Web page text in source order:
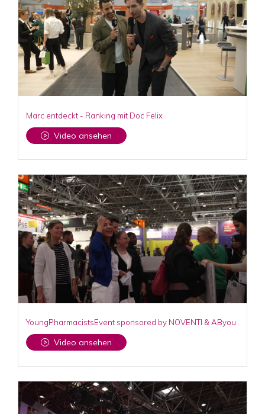
Marc entdeckt - Ranking mit Doc Felix
Video ansehen
YoungPharmacistsEvent sponsored by NOVENTI & AByou
Video ansehen